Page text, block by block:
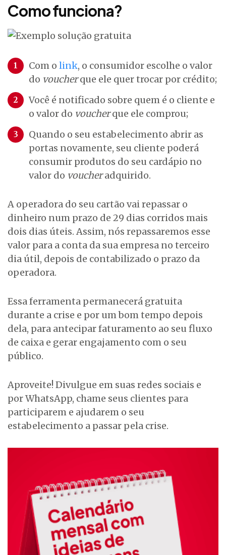
Como funciona?
Com o link, o consumidor escolhe o valor
do voucherque ele quer trocar por crédito;
Você é notificado sobre quem é o cliente e
o valor do voucherque ele comprou;
Quando o seu estabelecimento abrir as
portas novamente, seu cliente poderá
consumir produtos do seu cardápio no
valor do voucheradquirido.
A operadora do seu cartão vai repassar o
dinheiro num prazo de 29 dias corridos mais
dois dias úteis. Assim, nós repassaremos esse
valor para a conta da sua empresa no terceiro
dia útil, depois de contabilizado o prazo da
operadora.
Essa ferramenta permanecerá gratuita
durante a crise e por um bom tempo depois
dela, para antecipar faturamento ao seu fluxo
de caixa e gerar engajamento com o seu
público.
Aproveite! Divulgue em suas redes sociais e
por WhatsApp, chame seus clientes para
participarem e ajudarem o seu
estabelecimento a passar pela crise.